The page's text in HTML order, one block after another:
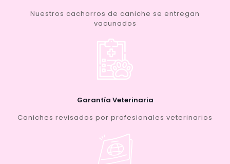
Nuestros cachorros de caniche se entregan
vacunados
Garantía Veterinaria
Caniches revisados por profesionales veterinarios